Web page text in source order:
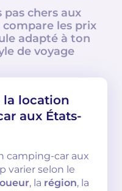
pas chers aux
les prix
adapté à ton
de voyage
la location
aux États-
camping-car aux
varier selon le
, la région, la